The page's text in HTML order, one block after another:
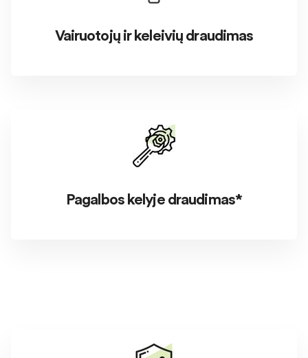
Vairuotojų ir keleivių draudimas
Pagalbos kelyje draudimas*